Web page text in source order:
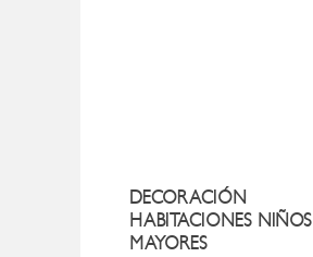
DECORACIÓN
HABITACIONES NIÑOS
MAYORES